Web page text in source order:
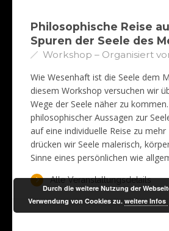
Philosophische Reise
Spuren der Seele des
Workshop – Organisiert
Wie Wesenhaft ist die Seele dem
diesem Workshop versuchen wir
Wege der Seele näher zu
philosophischer Aussagen zur
auf eine individuelle Reise zu
drücken wir Seele malerisch,
Sinne eines persönlichen wie
Alle Veranstaltungsdetails
Durch die weitere Nutzung der
Verwendung von Cookies zu. weitere Infos